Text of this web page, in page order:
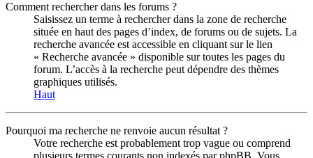
Comment rechercher dans les forums ?
Saisissez un terme à rechercher dans la zone de recherche
située en haut des pages d’index, de forums ou de sujets. La
recherche avancée est accessible en cliquant sur le lien
« Recherche avancée » disponible sur toutes les pages du
forum. L’accès à la recherche peut dépendre des thèmes
graphiques utilisés.
Haut
Pourquoi ma recherche ne renvoie aucun résultat ?
Votre recherche est probablement trop vague ou comprend